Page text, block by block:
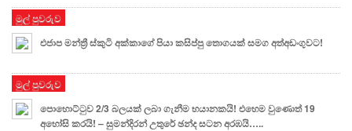
මුල් පුවරුව
එජාප මන්ත්‍රී ස්කුටි අක්කාගේ පියා කසිප්පු තොගයක් සමග අත්අඩංගුවට!
මුල් පුවරුව
පොහොට්ටුව 2/3 බලයක් ලබා ගැනීම භයානකයි! එහෙම වුණොත් 19
අහෝසි කරයි! – සුමන්දිරන් උතුරේ ඡන්ද සටන අරඹයි…..